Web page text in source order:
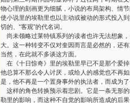
物心理的刻画更为细腻，小说的布局架构、情
使小说里的埃勒里也以主动或被动的形式投入
切的、 “客观”的代名词。
尚未领略过莱特镇系列的读者也许无法想象
大。这一种转变不仅对奎因而言是必然的，还
当然，在此就不多谈这方面。
在《十日惊奇》里的埃勒里早已不是那个爱
他总算不那么令人讨厌，或给人的感觉也不再
是，他不再是一个置身事外的执法者，而成为
这样的角色转换预示着悲剧。它是一条无形
勒里的影响，而这种不自觉的影响所造成的后